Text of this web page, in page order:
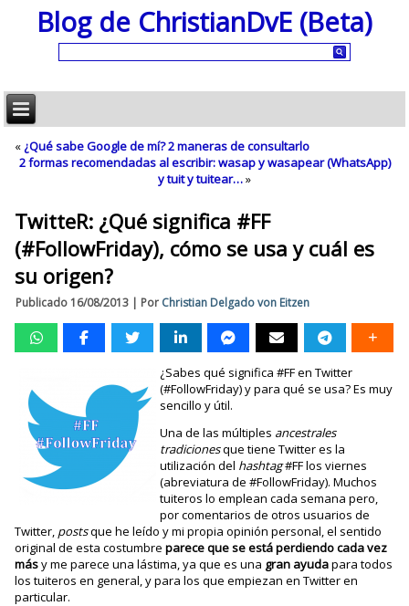
Blog de ChristianDvE (Beta)
« ¿Qué sabe Google de mí? 2 maneras de consultarlo
2 formas recomendadas al escribir: wasap y wasapear (WhatsApp)
y tuit y tuitear…»
TwitteR: ¿Qué significa #FF
(#FollowFriday), cómo se usa y cuál es
su origen?
Publicado 16/08/2013 | Por Christian Delgado von Eitzen
¿Sabes qué significa #FF en Twitter
(#FollowFriday) y para qué se usa? Es muy
sencillo y útil.
Una de las múltiples ancestrales
tradicionesque tiene Twitter es la
utilización del hashtag#FF los viernes
(abreviatura de #FollowFriday). Muchos
tuiteros lo emplean cada semana pero,
por comentarios de otros usuarios de
Twitter, postsque he leído y mi propia opinión personal, el sentido
original de esta costumbreparece que se está perdiendo cada vez
másy me parece una lástima, ya que es una gran ayudapara todos
los tuiteros en general, y para los que empiezan en Twitter en
particular.